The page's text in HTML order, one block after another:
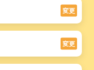
変更
変更